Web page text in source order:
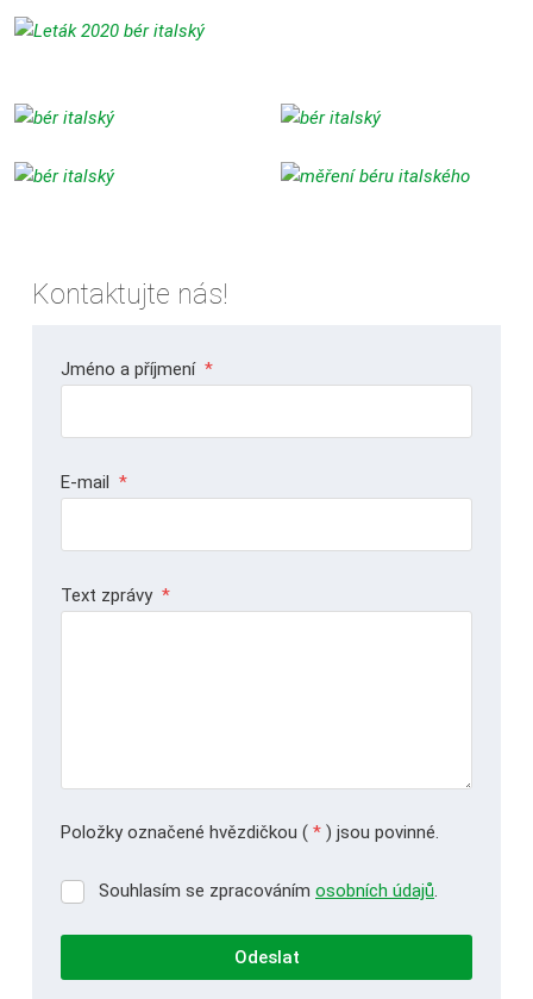
Kontaktujte nás!
Jméno a příjmení *
E-mail *
Text zprávy *
Položky označené hvězdičkou ( * ) jsou povinné.
Souhlasím
zpracováním
Souhlasím se zpracováním osobních údajů
Odeslat